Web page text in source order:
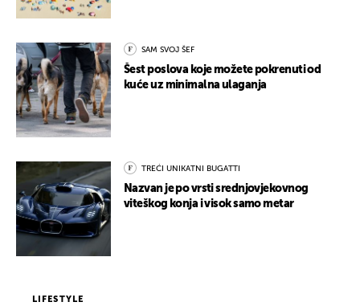
SAM SVOJ ŠEF
Šest poslova koje možete pokrenuti od
kuće uz minimalna ulaganja
TREĆI UNIKATNI BUGATTI
Nazvan je po vrsti srednjovjekovnog
viteškog konja i visok samo metar
LIFESTYLE